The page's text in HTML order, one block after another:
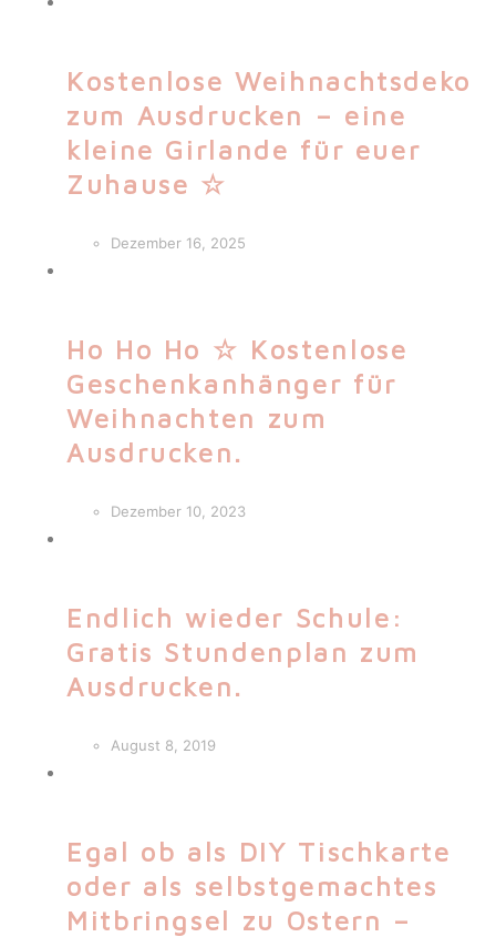
Kostenlose Weihnachtsdeko
zum Ausdrucken – eine
kleine Girlande für euer
Zuhause ☆
Dezember 16, 2025
Ho Ho Ho ☆ Kostenlose
Geschenkanhänger für
Weihnachten zum
Ausdrucken.
Dezember 10, 2023
Endlich wieder Schule:
Gratis Stundenplan zum
Ausdrucken.
August 8, 2019
Egal ob als DIY Tischkarte
oder als selbstgemachtes
Mitbringsel zu Ostern –